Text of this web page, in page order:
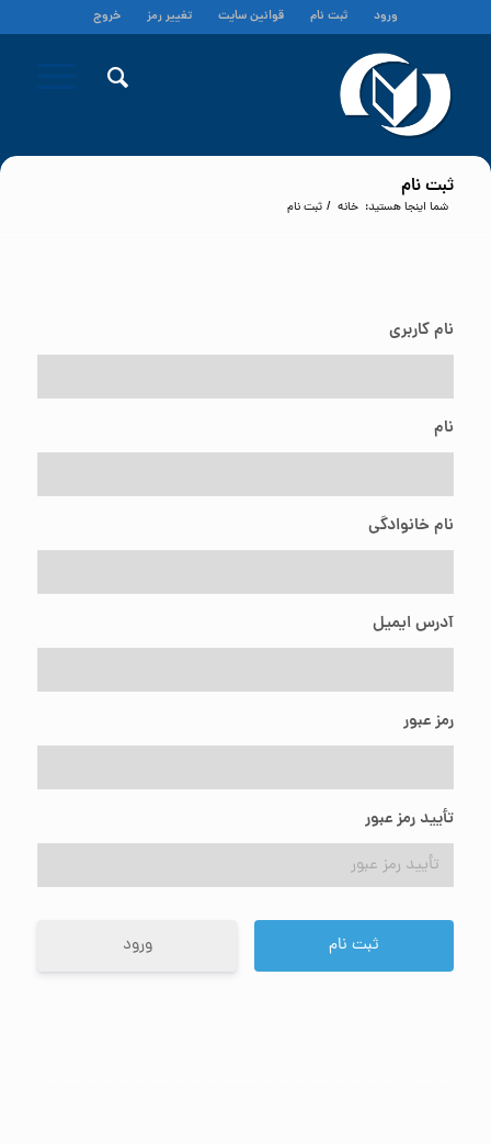
ورود ثبت نام قوانین سایت تغییر رمز خروج
ثبت نام
شما اینجا هستید: خانه / ثبت نام
نام کاربری
نام
نام خانوادگی
آدرس ایمیل
رمز عبور
تأیید رمز عبور
ورود